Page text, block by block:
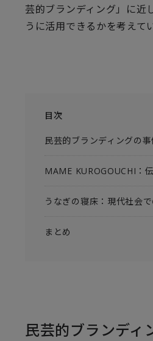
芸的ブランディング」に近
うに活用できるかを考えて
目次
民芸的ブランディングの事
MAME KUROGOUCHI：
うなぎの寝床：現代社会
まとめ
民芸的ブランディ